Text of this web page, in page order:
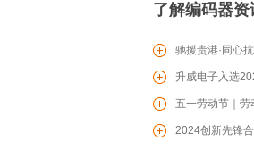
了解编码器
驰援贵港·同心
威爱心驰援贵港
升威电子入选
名单
五一劳动节｜劳
每一位辛勤的劳
2024创新先锋